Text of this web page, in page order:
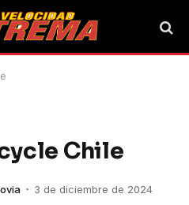
Chile
3 de diciembre de 2024